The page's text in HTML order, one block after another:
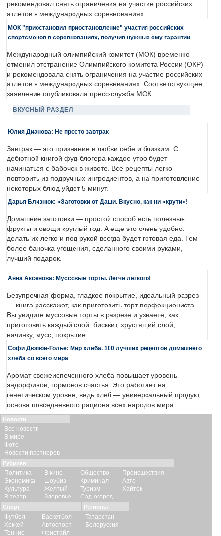
рекомендовал снять ограничения на участие российских
атлетов в международных соревнованиях.
МОК "приостановил приостановление" участия российских
спортсменов в соревнованиях, получив нужные ему гарантии
Международный олимпийский комитет (МОК) временно
отменил отстранение Олимпийского комитета России (ОКР)
и рекомендовала снять ограничения на участие российских
атлетов в международных соревнваниях. Соответствующее
заявление опубликовала пресс-служба МОК.
ВКУСНЫЙ РАЗДЕЛ
Юлия Дианова: Не просто завтрак
Завтрак — это признание в любви себе и близким. С
дебютной книгой фуд-блогера каждое утро будет
начинаться с бабочек в животе. Все рецепты легко
повторить из подручных ингредиентов, а на приготовление
некоторых блюд уйдет 5 минут.
Дарья Близнюк: «Заготовки от Даши. Вкусно, как ни «крути»!
Домашние заготовки — простой способ есть полезные
фрукты и овощи круглый год. А еще это очень удобно:
делать их легко и под рукой всегда будет готовая еда. Тем
более баночка угощения, сделанного своими руками, —
лучший подарок.
Анна Аксёнова: Муссовые торты. Легче легкого!
Безупречная форма, гладкое покрытие, идеальный разрез
— книга расскажет, как приготовить торт перфекциониста.
Вы увидите муссовые торты в разрезе и узнаете, как
приготовить каждый слой: бисквит, хрустящий слой,
начинку, мусс, покрытие.
Софи Дюпюи-Голье: Мир хлеба. 100 лучших рецептов домашнего
хлеба со всего мира
Аромат свежеиспеченного хлеба повышает уровень
эндорфинов, гормонов счастья. Это работает на
генетическом уровне, ведь хлеб — универсальный продукт,
основа повседневного рациона всех народов мира.
Новости
Все новости
В мире
Фото
Новости партнеров
Рубрики
Политика
Экономика
Культура
В театр
В кино
Шоубиз
Желтый
Здоровье
Общество
Криминал
Туризм
Сад-огород
Происшествия
Авто
Хайтек
Спорт
Футбол
Хоккей
Теннис
Баскетбол
Автоспорт
Фристайл
Регионы
Татарстан
Белоруссия